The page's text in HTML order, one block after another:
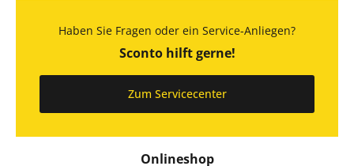
Onlineshop
Haben Sie Fragen oder ein Service-Anliegen?
Sconto hilft gerne!
Zum Servicecenter